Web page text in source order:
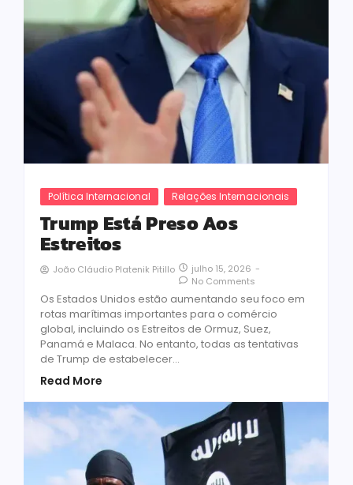
Política Internacional Relações Internacionais
Trump Está Preso Aos
Estreitos
João Cláudio Platenik Pitillo julho 15, 2026 -
No Comments
Os Estados Unidos estão aumentando seu foco em
rotas marítimas importantes para o comércio
global, incluindo os Estreitos de Ormuz, Suez,
Panamá e Malaca. No entanto, todas as tentativas
de Trump de estabelecer...
Read More